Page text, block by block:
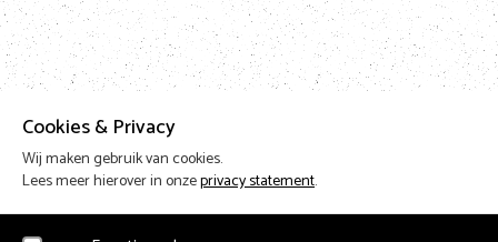
Cookies & Privacy
Wij maken gebruik van cookies.
Lees meer hierover in onzeprivacy statement.